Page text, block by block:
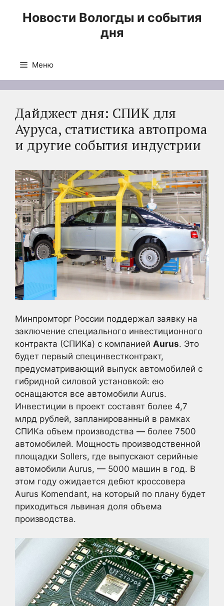
Новости Вологды и события
дня
Меню
Дайджест дня: СПИК для
Ауруса, статистика автопрома
и другие события индустрии
Минпромторг России поддержал заявку на
заключение специального инвестиционного
контракта (СПИКа) с компанией Aurus. Это
будет первый специнвестконтракт,
предусматривающий выпуск автомобилей с
гибридной силовой установкой: ею
оснащаются все автомобили Aurus.
Инвестиции в проект составят более 4,7
млрд рублей, запланированный в рамках
СПИКа объем производства — более 7500
автомобилей. Мощность производственной
площадки Sollers, где выпускают серийные
автомобили Aurus, — 5000 машин в год. В
этом году ожидается дебют кроссовера
Aurus Komendant, на который по плану будет
приходиться львиная доля объема
производства.